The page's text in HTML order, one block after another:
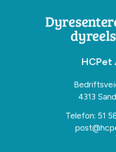
HCPet
4313
Telefon: 51